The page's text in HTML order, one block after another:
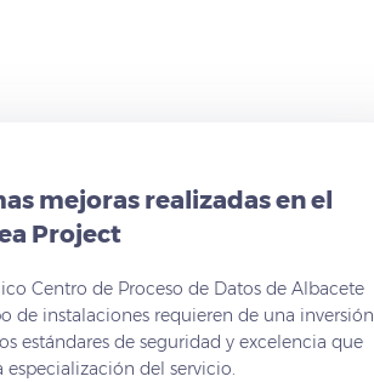
mejoras realizadas en el
Project
Centro de Proceso de Datos de Albacete
de instalaciones requieren de una inversión
estándares de seguridad y excelencia que
del servicio.